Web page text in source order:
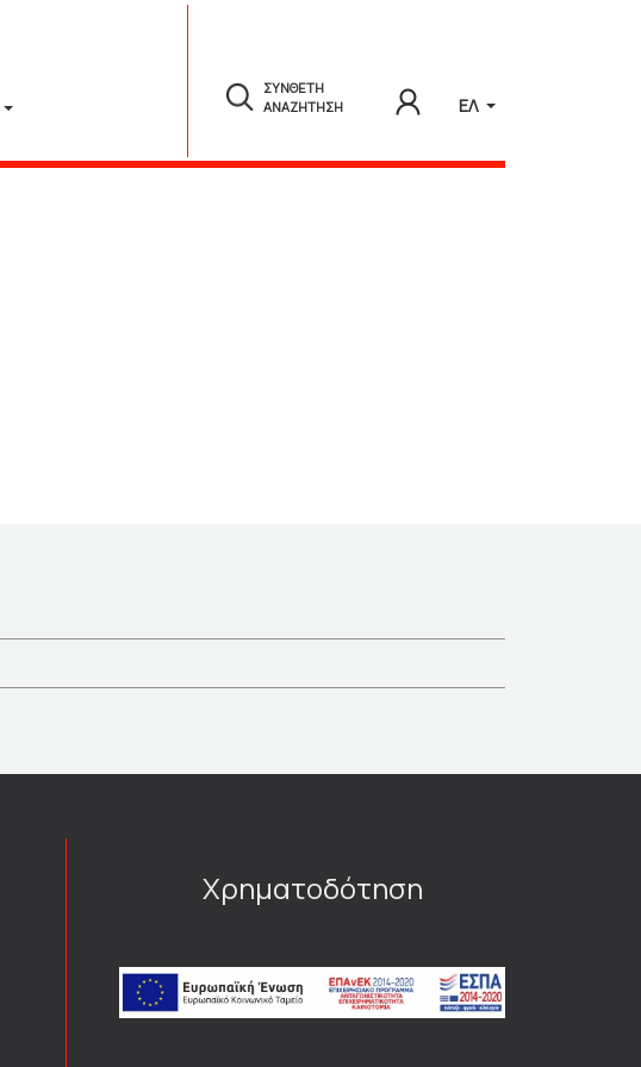
ΣΥΝΘΕΤΗ
ΑΝΑΖΗΤΗΣΗ
ΕΛ
Χρηματοδότηση